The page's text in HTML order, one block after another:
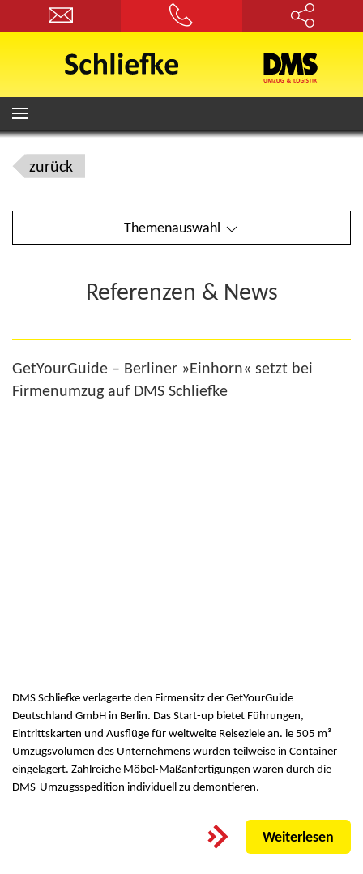
zurück
Themenauswahl
Referenzen & News
GetYourGuide – Berliner »Einhorn« setzt bei
Firmenumzug auf DMS Schliefke
DMS Schliefke verlagerte den Firmensitz der GetYourGuide
Deutschland GmbH in Berlin. Das Start-up bietet Führungen,
Eintrittskarten und Ausflüge für weltweite Reiseziele an. ie 505 m³
Umzugsvolumen des Unternehmens wurden teilweise in Container
eingelagert. Zahlreiche Möbel-Maßanfertigungen waren durch die
DMS-Umzugsspedition individuell zu demontieren.
Weiterlesen